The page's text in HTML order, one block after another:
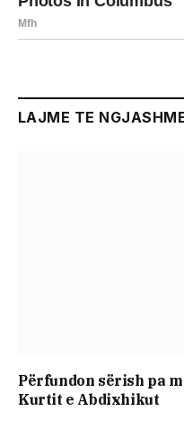
LAJME TE
Përfundon sërish pa
Kurtit e Abdixhikut